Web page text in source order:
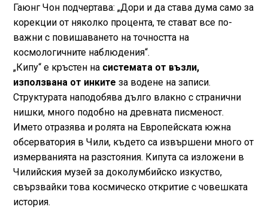
Гаюнг Чон подчертава: „Дори и да става дума само за
корекции от няколко процента, те стават все по-
важни с повишаването на точността на
космологичните наблюдения“.
„Кипу“ е кръстен на системата от възли,
използвана от инките за водене на записи.
Структурата наподобява дълго влакно с странични
нишки, много подобно на древната писменост.
Името отразява и ролята на Европейската южна
обсерватория в Чили, където са извършени много от
измерванията на разстояния. Кипута са изложени в
Чилийския музей за доколумбийско изкуство,
свързвайки това космическо откритие с човешката
история.